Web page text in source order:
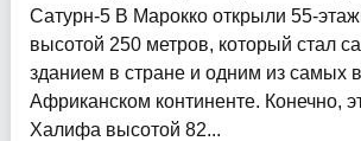
Сатурн-5 В Марокко открыли 55-
высотой 250 метров, который стал
зданием в стране и одним из самых
Африканском континенте. Конечно,
Халифа высотой 82...